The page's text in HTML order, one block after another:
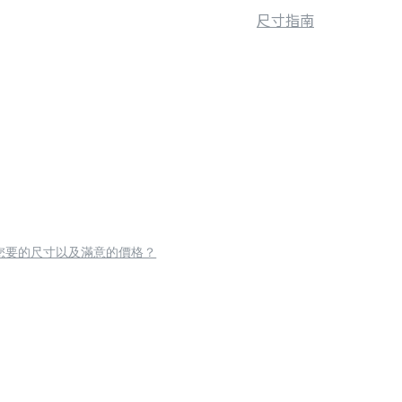
尺寸指南
要的尺寸以及滿意的價格？